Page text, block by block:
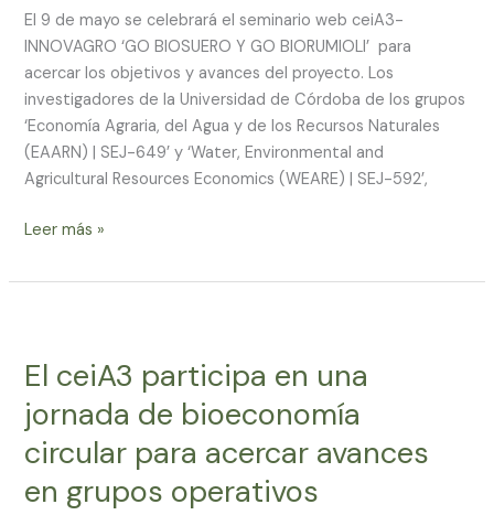
El 9 de mayo se celebrará el seminario web ceiA3-
INNOVAGRO ‘GO BIOSUERO Y GO BIORUMIOLI’ para
acercar los objetivos y avances del proyecto. Los
investigadores de la Universidad de Córdoba de los grupos
‘Economía Agraria, del Agua y de los Recursos Naturales
(EAARN) | SEJ-649’ y ‘Water, Environmental and
Agricultural Resources Economics (WEARE) | SEJ-592’,
derivados
de
rumiantes
Leer más »
El ceiA3 participa en una
jornada de bioeconomía
circular para acercar avances
en grupos operativos
participa
una
jornada
bioeconomía